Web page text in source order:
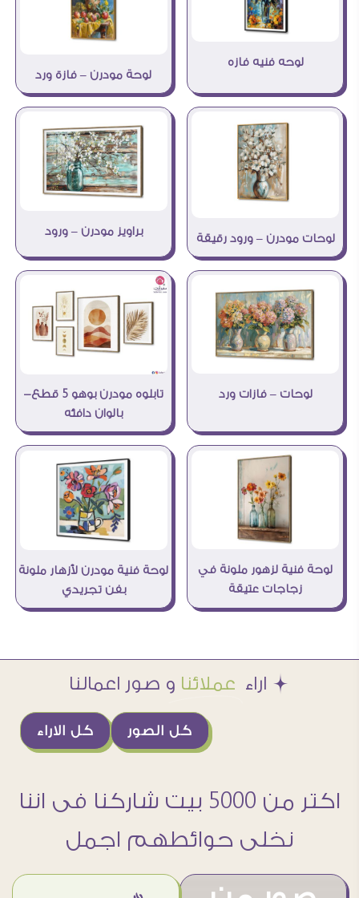
لوحه فنيه فازه
لوحة مودرن – فازة ورد
لوحات مودرن – ورود رقيقة
براويز مودرن – ورود
لوحات – فازات ورد
تابلوه مودرن بوهو 5 قطع-
بالوان دافئه
لوحة فنية لزهور ملونة في
زجاجات عتيقة
لوحة فنية مودرن لأزهار ملونة
بفن تجريدي
Æ اراء عملائنا و صور اعمالنا
كل الاراء كل الصور
اكتر من 5000 بيت شاركنا فى اننا
نخلى حوائطهم اجمل